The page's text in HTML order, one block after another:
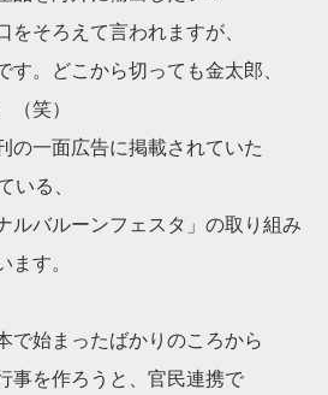
をそろえて言われますが、
す。どこから切っても金太郎、
（笑）
の一面広告に掲載されていた
いる、
ルバルーンフェスタ」の取り組み
ます。
で始まったばかりのころから
事を作ろうと、官民連携で